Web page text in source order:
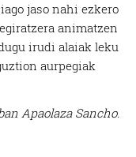
jaso nahi ezkero
animatzen
irudi alaiak leku
aurpegiak
Apaolaza Sancho.